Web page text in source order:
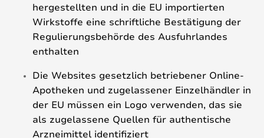
hergestellten und in die EU importierten
Wirkstoffe eine schriftliche Bestätigung der
Regulierungsbehörde des Ausfuhrlandes
enthalten
Die Websites gesetzlich betriebener Online-
Apotheken und zugelassener Einzelhändler in
der EU müssen ein Logo verwenden, das sie
als zugelassene Quellen für authentische
Arzneimittel identifiziert